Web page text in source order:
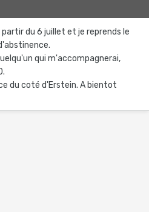
du 6 juillet et je reprends le
qui m'accompagnerai,
du coté d'Erstein. A bientot